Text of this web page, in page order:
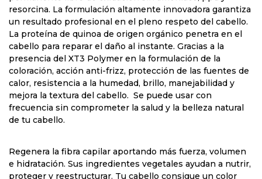
resorcina. La formulación altamente innovadora garantiza
un resultado profesional en el pleno respeto del cabello.
La proteína de quinoa de origen orgánico penetra en el
cabello para reparar el daño al instante. Gracias a la
presencia del XT3 Polymer en la formulación de la
coloración, acción anti-frizz, protección de las fuentes de
calor, resistencia a la humedad, brillo, manejabilidad y
mejora la textura del cabello. Se puede usar con
frecuencia sin comprometer la salud y la belleza natural
de tu cabello.
Regenera la fibra capilar aportando más fuerza, volumen
e hidratación. Sus ingredientes vegetales ayudan a nutrir,
proteger y reestructurar. Tu cabello consigue un color